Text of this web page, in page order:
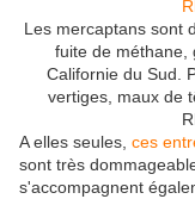
Les mercaptans sont
fuite de méthane,
Californie du Sud.
vertiges, maux de
A elles seules, ces
sont très
s'accompagnent